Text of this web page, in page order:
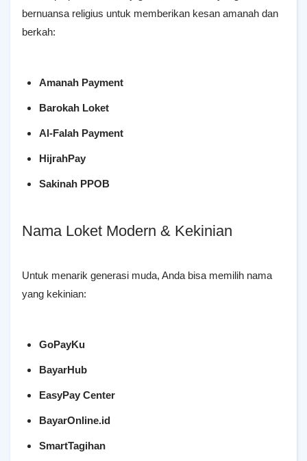
bernuansa religius untuk memberikan kesan amanah dan
berkah:
Amanah Payment
Barokah Loket
Al-Falah Payment
HijrahPay
Sakinah PPOB
Nama Loket Modern & Kekinian
Untuk menarik generasi muda, Anda bisa memilih nama
yang kekinian:
GoPayKu
BayarHub
EasyPay Center
BayarOnline.id
SmartTagihan